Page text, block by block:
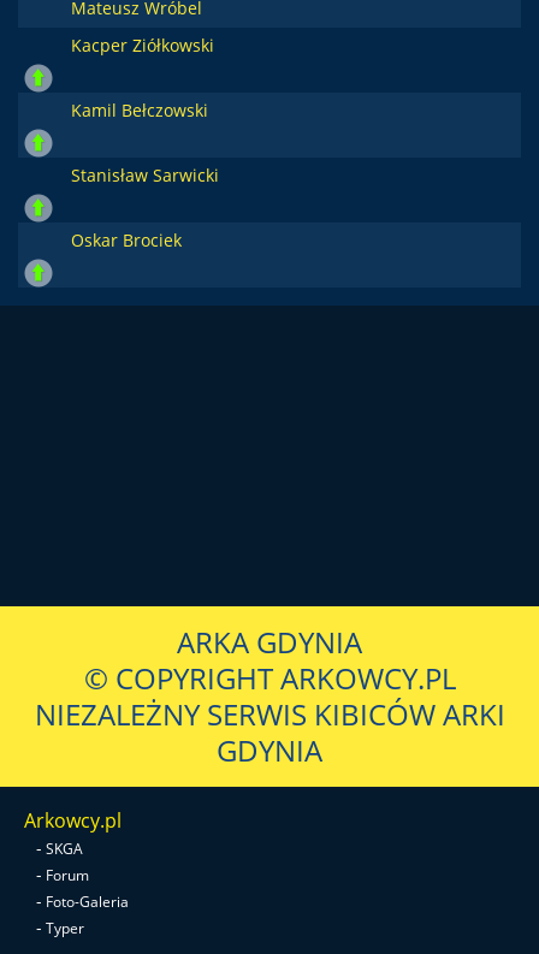
Mateusz Wróbel
Kacper Ziółkowski
Kamil Bełczowski
Stanisław Sarwicki
Oskar Brociek
ARKA GDYNIA
© COPYRIGHT ARKOWCY.PL
NIEZALEŻNY SERWIS KIBICÓW ARKI
GDYNIA
Arkowcy.pl
- SKGA
- Forum
- Foto-Galeria
- Typer